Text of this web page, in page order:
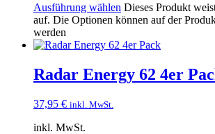
Ausführung wählen Dieses Produkt
auf. Die Optionen können auf der
werden
Radar Energy 62 4er
37,95 € inkl. MwSt.
inkl. MwSt.